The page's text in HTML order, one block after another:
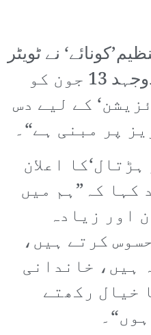
نے ٹویٹر
پرکہا کہ ”سماجی جدوجہد 13 جون کو
کے لیے دس
پر مبنی ہے“۔
اعلان
کہا کہ”ہم میں
اور زیادہ
کرتے ہیں،
ہیں، خاندانی
خیال رکھتے